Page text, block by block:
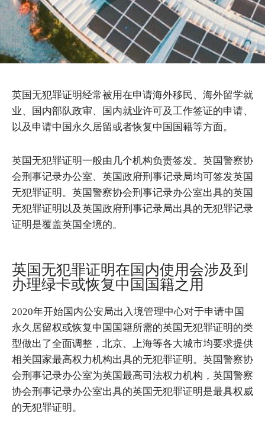
英国无犯罪证明经常被用在申请海外移民、海外留学就
业、国内部队政审、国内就业许可及工作签证的申请、
以及申请中国永久居留或者恢复中国国籍等方面。
英国无犯罪证明一般由几个机构负责签发。英国警察协
会刑事记录办公室、英国政府刑事记录局均可签发英国
无犯罪证明。英国警察协会刑事记录办公室出具的英国
无犯罪证明以及英国政府刑事记录局出具的无犯罪记录
证明是覆盖英国全境的。
英国无犯罪证明在国内使用会涉及到
办理绿卡或恢复中国国籍之用
2020年开始国内公安局出入境管理中心对于申请中国
永久居留权或恢复中国国籍所需的英国无犯罪证明的类
型做出了全面调整，北京、上海等各大城市均要求提供
相关国家最高权力机构出具的无犯罪证明。英国警察协
会刑事记录办公室为英国最高司法权力机构，英国警察
协会刑事记录办公室出具的英国无犯罪证明是最具权威
的无犯罪证明。